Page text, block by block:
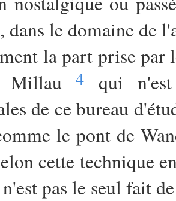
dans le domaine de
la part prise
Millau4 qui
de ce bureau
le pont de
cette technique
pas le seul fait